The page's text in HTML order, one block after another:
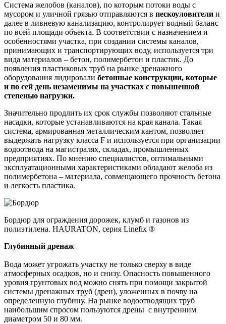
Система желобов (каналов), по которым потоки воды с
мусором и уличной грязью отправляются в пескоуловители и
далее в ливневую канализацию, контролирует водный баланс
по всей площади объекта. В соответствии с назначением и
особенностями участка, при создании системы каналов,
принимающих и транспортирующих воду, используется три
вида материалов – бетон, полимербетон и пластик. До
появления пластиковых труб на рынке дренажного
оборудования лидировали бетонные конструкции, которые
и по сей день незаменимы на участках с повышенной
степенью нагрузки.
Значительно продлить их срок службы позволяют стальные
насадки, которые устанавливаются на края канала. Такая
система, армированная металлическим кантом, позволяет
выдержать нагрузку класса F и используется при организации
водоотвода на магистралях, складах, промышленных
предприятиях. По мнению специалистов, оптимальными
эксплуатационными характеристиками обладают желоба из
полимербетона – материала, совмещающего прочность бетона
и легкость пластика.
Бордюр для ограждения дорожек, клумб и газонов из
полиэтилена. HAURATON, серия Linefix ®
Глубинный дренаж
Вода может угрожать участку не только сверху в виде
атмосферных осадков, но и снизу. Опасность повышенного
уровня грунтовых вод можно снять при помощи закрытой
системы дренажных труб (дрен), уложенных в почву на
определенную глубину. На рынке водоотводящих труб
наибольшим спросом пользуются дрены с внутренним
диаметром 50 и 80 мм.